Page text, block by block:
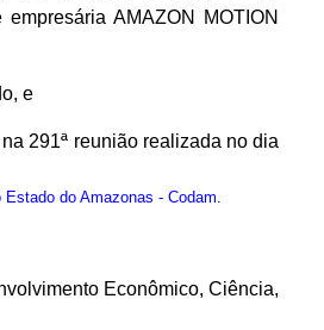
AMAZON MOTION
e
291ª reunião realizada no dia
do Amazonas - Codam.
Econômico, Ciência,